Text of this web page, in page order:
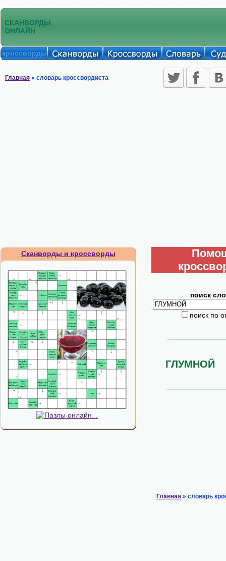
СКАНВОРДЫ
ОНЛАЙН
кроссворды
Главная » словарь кроссвордиста
Сканворды и кроссворды
поиск
поиск по
ГЛУМНОЙ
Главная » словарь